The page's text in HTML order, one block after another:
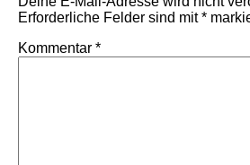
Erforderliche Felder sind mit*
Kommentar *